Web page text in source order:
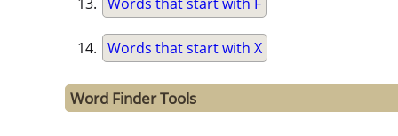
Words that start with X
Word Finder Tools